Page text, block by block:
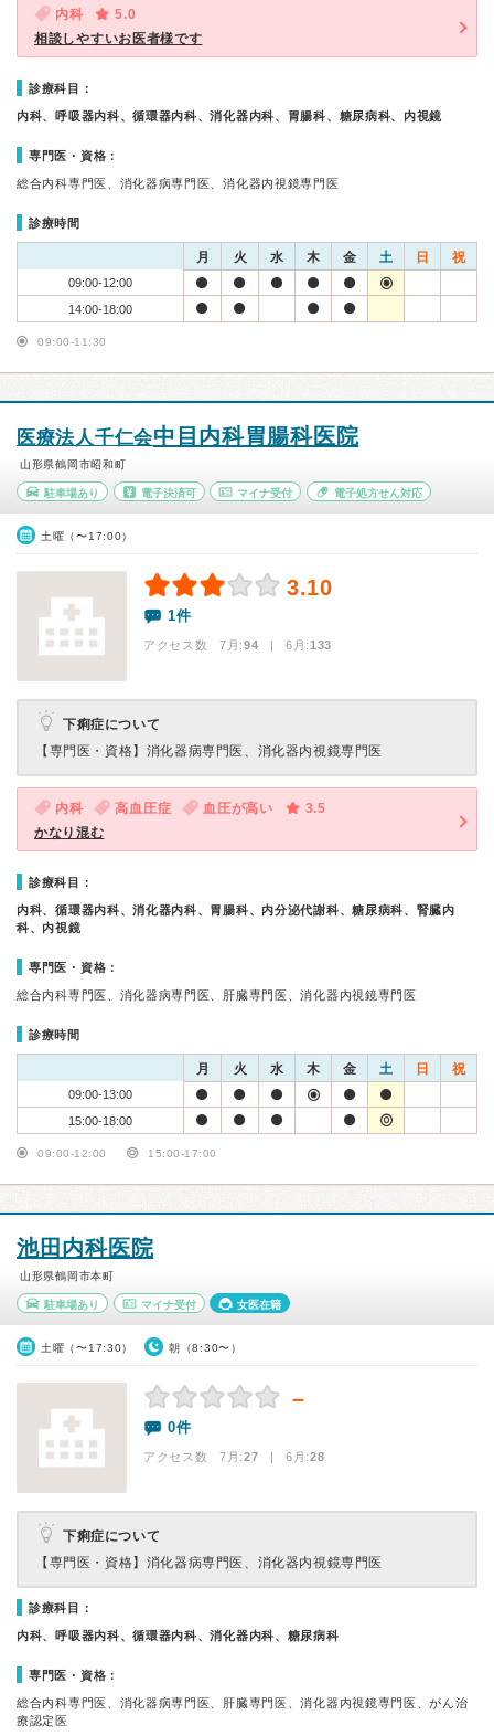
内科
5.0
相談しやすいお医者様です
診療科目：
内科、呼吸器内科、循環器内科、消化器内科、胃腸科、糖尿病科、内視鏡
専門医・資格：
総合内科専門医、消化器病専門医、消化器内視鏡専門医
診療時間
月 火 水 木 金 土 日 祝
09:00-12:00
14:00-18:00
09:00-11:30
医療法人千仁会中目内科胃腸科医院
山形県鶴岡市昭和町
駐車場あり 電子決済可 マイナ受付 電子処方せん対応
土曜（〜17:00）
3.10
1件
アクセス数 7月:94 | 6月:133
下痢症について
【専門医・資格】 消化器病専門医、消化器内視鏡専門医
内科 高血圧症 血圧が高い
3.5
かなり混む
診療科目：
内科、循環器内科、消化器内科、胃腸科、内分泌代謝科、糖尿病科、腎臓内
科、内視鏡
専門医・資格：
総合内科専門医、消化器病専門医、肝臓専門医、消化器内視鏡専門医
診療時間
月 火 水 木 金 土 日 祝
09:00-13:00
15:00-18:00
09:00-12:00 15:00-17:00
池田内科医院
山形県鶴岡市本町
駐車場あり マイナ受付 女医在籍
土曜（〜17:30） 朝（8:30〜）
－
0件
アクセス数 7月:27 | 6月:28
下痢症について
【専門医・資格】 消化器病専門医、消化器内視鏡専門医
診療科目：
内科、呼吸器内科、循環器内科、消化器内科、糖尿病科
専門医・資格：
総合内科専門医、消化器病専門医、肝臓専門医、消化器内視鏡専門医、がん治
療認定医